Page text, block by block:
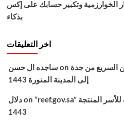
الخوارزمية وتكبير حسابك على إكس
بذكاء
اخر التعليقات
ساجده ال حسن on السريع من جدة
إلى المدينة المنورة 1443
دلالon “reef.gov.sa” رابط التسجيل في دعم ريف للأسر المنتجة
1443